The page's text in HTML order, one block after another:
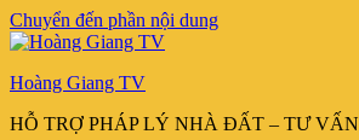
Chuyển đến phần nội dung
Hoàng Giang TV
HỖ TRỢ PHÁP LÝ NHÀ ĐẤT – TƯ